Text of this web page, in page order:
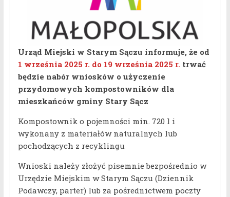
Urząd Miejski w Starym Sączu informuje, że od
1 września 2025 r. do 19 września 2025 r.trwać
będzie nabór wniosków o użyczenie
przydomowych kompostowników dla
mieszkańców gminy Stary Sącz
Kompostownik o pojemności min. 720 l i
wykonany z materiałów naturalnych lub
pochodzących z recyklingu
Wnioski należy złożyć pisemnie bezpośrednio w
Urzędzie Miejskim w Starym Sączu (Dziennik
Podawczy, parter) lub za pośrednictwem poczty